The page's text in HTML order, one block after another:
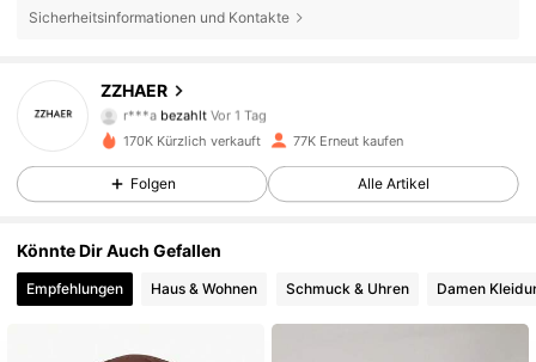
Sicherheitsinformationen und Kontakte
ZZHAER
4,87
6K Follower
r***abezahlt Vor 1 Tag
gefolgt
4,87 6K Follower
4,87 6K Follower
170K Kürzlich verkauft 77K Erneut kaufen
Folgen Alle Artikel
Könnte Dir Auch Gefallen
Empfehlungen Haus & Wohnen Schmuck & Uhren Damen